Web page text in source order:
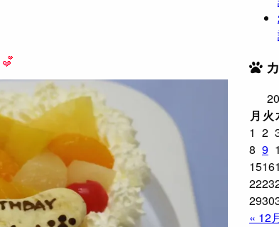
月 火
1 2
8 9
1516
2223
2930
« 12